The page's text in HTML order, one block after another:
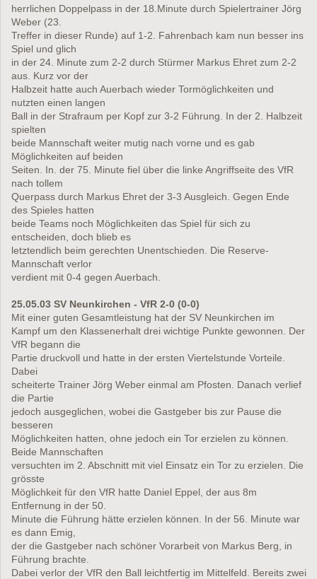
herrlichen Doppelpass in der 18.Minute durch Spielertrainer Jörg
Weber (23.
Treffer in dieser Runde) auf 1-2. Fahrenbach kam nun besser ins
Spiel und glich
in der 24. Minute zum 2-2 durch Stürmer Markus Ehret zum 2-2
aus. Kurz vor der
Halbzeit hatte auch Auerbach wieder Tormöglichkeiten und
nutzten einen langen
Ball in der Strafraum per Kopf zur 3-2 Führung. In der 2. Halbzeit
spielten
beide Mannschaft weiter mutig nach vorne und es gab
Möglichkeiten auf beiden
Seiten. In. der 75. Minute fiel über die linke Angriffseite des VfR
nach tollem
Querpass durch Markus Ehret der 3-3 Ausgleich. Gegen Ende
des Spieles hatten
beide Teams noch Möglichkeiten das Spiel für sich zu
entscheiden, doch blieb es
letztendlich beim gerechten Unentschieden. Die Reserve-
Mannschaft verlor
verdient mit 0-4 gegen Auerbach.
25.05.03 SV Neunkirchen - VfR 2-0 (0-0)
Mit einer guten Gesamtleistung hat der SV Neunkirchen im
Kampf um den Klassenerhalt drei wichtige Punkte gewonnen. Der
VfR begann die
Partie druckvoll und hatte in der ersten Viertelstunde Vorteile.
Dabei
scheiterte Trainer Jörg Weber einmal am Pfosten. Danach verlief
die Partie
jedoch ausgeglichen, wobei die Gastgeber bis zur Pause die
besseren
Möglichkeiten hatten, ohne jedoch ein Tor erzielen zu können.
Beide Mannschaften
versuchten im 2. Abschnitt mit viel Einsatz ein Tor zu erzielen. Die
grösste
Möglichkeit für den VfR hatte Daniel Eppel, der aus 8m
Entfernung in der 50.
Minute die Führung hätte erzielen können. In der 56. Minute war
es dann Emig,
der die Gastgeber nach schöner Vorarbeit von Markus Berg, in
Führung brachte.
Dabei verlor der VfR den Ball leichtfertig im Mittelfeld. Bereits zwei